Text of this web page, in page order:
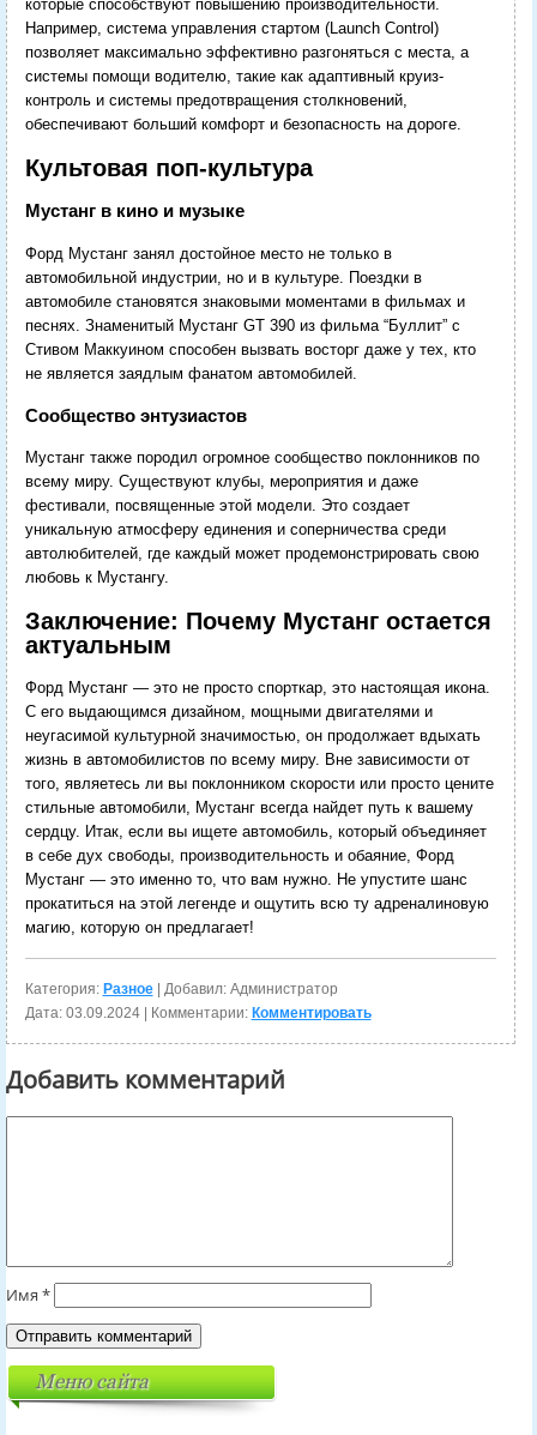
которые способствуют повышению производительности.
Например, система управления стартом (Launch Control)
позволяет максимально эффективно разгоняться с места, а
системы помощи водителю, такие как адаптивный круиз-
контроль и системы предотвращения столкновений,
обеспечивают больший комфорт и безопасность на дороге.
Культовая поп-культура
Мустанг в кино и музыке
Форд Мустанг занял достойное место не только в
автомобильной индустрии, но и в культуре. Поездки в
автомобиле становятся знаковыми моментами в фильмах и
песнях. Знаменитый Мустанг GT 390 из фильма “Буллит” с
Стивом Маккуином способен вызвать восторг даже у тех, кто
не является заядлым фанатом автомобилей.
Сообщество энтузиастов
Мустанг также породил огромное сообщество поклонников по
всему миру. Существуют клубы, мероприятия и даже
фестивали, посвященные этой модели. Это создает
уникальную атмосферу единения и соперничества среди
автолюбителей, где каждый может продемонстрировать свою
любовь к Мустангу.
Заключение: Почему Мустанг остается
актуальным
Форд Мустанг — это не просто спорткар, это настоящая икона.
С его выдающимся дизайном, мощными двигателями и
неугасимой культурной значимостью, он продолжает вдыхать
жизнь в автомобилистов по всему миру. Вне зависимости от
того, являетесь ли вы поклонником скорости или просто цените
стильные автомобили, Мустанг всегда найдет путь к вашему
сердцу. Итак, если вы ищете автомобиль, который объединяет
в себе дух свободы, производительность и обаяние, Форд
Мустанг — это именно то, что вам нужно. Не упустите шанс
прокатиться на этой легенде и ощутить всю ту адреналиновую
магию, которую он предлагает!
Категория: Разное| Добавил: Администратор
Дата: 03.09.2024| Комментарии: Комментировать
Добавить комментарий
Имя *
Меню сайта